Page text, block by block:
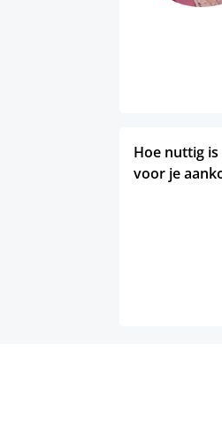
Hoe nuttig is
voor je